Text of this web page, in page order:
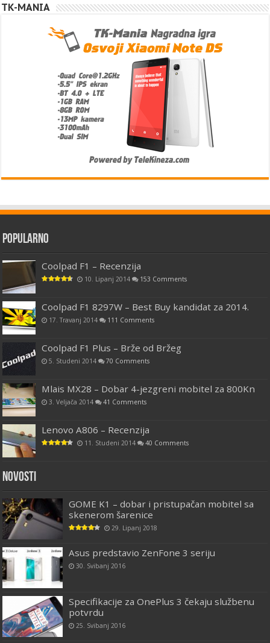
TK-MANIA
Popularno
Coolpad F1 – Recenzija
10. Lipanj 2014 153 Comments
Coolpad F1 8297W – Best Buy kandidat za 2014.
17. Travanj 2014 111 Comments
Coolpad F1 Plus – Brže od Bržeg
5. Studeni 2014 70 Comments
Mlais MX28 – Dobar 4-jezgreni mobitel za 800Kn
3. Veljača 2014 41 Comments
Lenovo A806 – Recenzija
11. Studeni 2014 40 Comments
Novosti
GOME K1 – dobar i pristupačan mobitel sa
skenerom šarenice
29. Lipanj 2018
Asus predstavio ZenFone 3 seriju
30. Svibanj 2016
Specifikacije za OnePlus 3 čekaju službenu
potvrdu
25. Svibanj 2016